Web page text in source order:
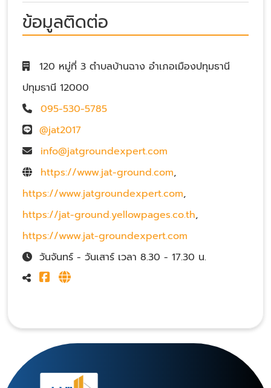
ข้อมูลติดต่อ
120 หมู่ที่ 3 ตำบลบ้านฉาง อำเภอเมืองปทุมธานี
ปทุมธานี 12000
095-530-5785
@jat2017
info@jatgroundexpert.com
https://www.jat-ground.com,
https://www.jatgroundexpert.com,
https://jat-ground.yellowpages.co.th,
https://www.jat-groundexpert.com
วันจันทร์ - วันเสาร์ เวลา 8.30 - 17.30 น.